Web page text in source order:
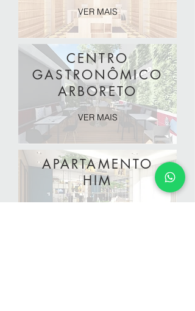
VER MAIS
CENTRO
GASTRONÔMICO
ARBORETO
VER MAIS
APARTAMENTO
HIM